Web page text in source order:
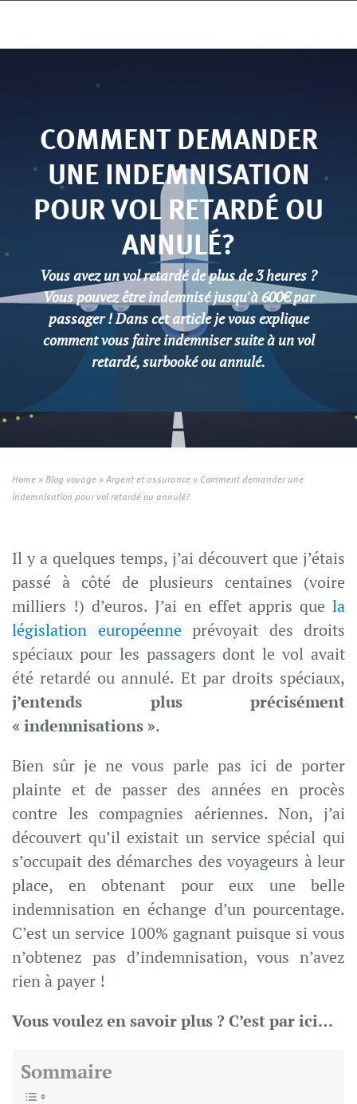
COMMENT DEMANDER
UNE INDEMNISATION
POUR VOL RETARDÉ OU
ANNULÉ?
Vous avez un vol retardé de plus de 3 heures ?
Vous pouvez être indemnisé jusqu'à 600€ par
passager ! Dans cet article je vous explique
comment vous faire indemniser suite à un vol
retardé, surbooké ou annulé.
Home » Blog voyage »Argent et assurance » Comment demander une
indemnisation pour vol retardé ou annulé?
Il y a quelques temps, j’ai découvert que j’étais
passé à côté de plusieurs centaines (voire
milliers !) d’euros. J’ai en effet appris que la
législation européenneprévoyait des droits
spéciaux pour les passagers dont le vol avait
été retardé ou annulé. Et par droits spéciaux,
j’entends plus précisément
« indemnisations ».
Bien sûr je ne vous parle pas ici de porter
plainte et de passer des années en procès
contre les compagnies aériennes. Non, j’ai
découvert qu’il existait un service spécial qui
s’occupait des démarches des voyageurs à leur
place, en obtenant pour eux une belle
indemnisation en échange d’un pourcentage.
C’est un service 100% gagnant puisque si vous
n’obtenez pas d’indemnisation, vous n’avez
rien à payer !
Vous voulez en savoir plus ? C’est par ici…
Sommaire